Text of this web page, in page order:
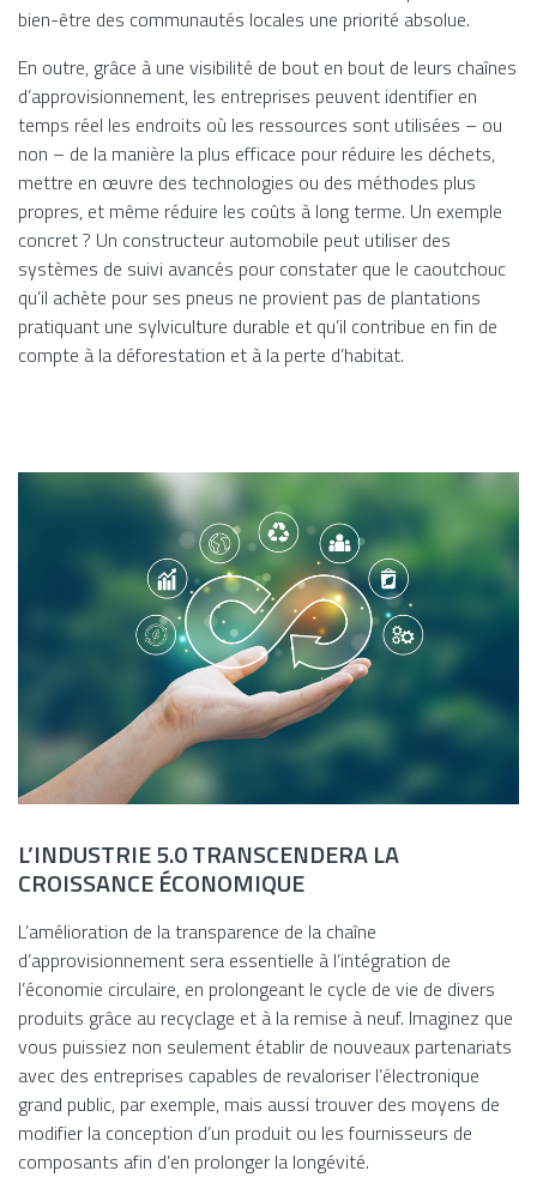
bien-être des communautés locales une priorité absolue.
En outre, grâce à une visibilité de bout en bout de leurs chaînes
d’approvisionnement, les entreprises peuvent identifier en
temps réel les endroits où les ressources sont utilisées – ou
non – de la manière la plus efficace pour réduire les déchets,
mettre en œuvre des technologies ou des méthodes plus
propres, et même réduire les coûts à long terme. Un exemple
concret ? Un constructeur automobile peut utiliser des
systèmes de suivi avancés pour constater que le caoutchouc
qu’il achète pour ses pneus ne provient pas de plantations
pratiquant une sylviculture durable et qu’il contribue en fin de
compte à la déforestation et à la perte d’habitat.
L’INDUSTRIE 5.0 TRANSCENDERA LA
CROISSANCE ÉCONOMIQUE
L’amélioration de la transparence de la chaîne
d’approvisionnement sera essentielle à l’intégration de
l’économie circulaire, en prolongeant le cycle de vie de divers
produits grâce au recyclage et à la remise à neuf. Imaginez que
vous puissiez non seulement établir de nouveaux partenariats
avec des entreprises capables de revaloriser l’électronique
grand public, par exemple, mais aussi trouver des moyens de
modifier la conception d’un produit ou les fournisseurs de
composants afin d’en prolonger la longévité.